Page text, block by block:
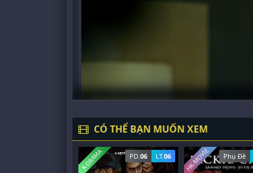
CÓ THỂ BẠN MUỐN XEM
PD. 06 LT.06
K-DRAMA Phụ Đề
HK-MOVIE